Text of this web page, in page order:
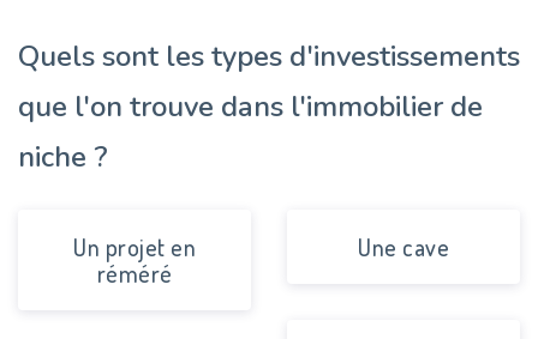
Quels sont les types d'investissements
que l'on trouve dans l'immobilier de
niche ?
Un projet en
réméré
Une cave